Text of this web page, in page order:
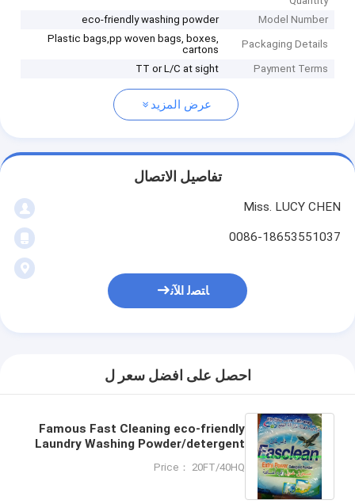
Model Number
eco-friendly washing powder
Packaging Details
Plastic bags,pp woven bags, boxes,
cartons
Payment Terms
TT or L/C at sight
عرض المزيد
تفاصيل الاتصال
Miss. LUCY CHEN
0086-18653551037
ﺎﺘﺼﻟ ﺍﻶﻧ
احصل على افضل سعر ل
Famous Fast Cleaning eco-friendly
Laundry Washing Powder/detergent
Price： 20FT/40HQ